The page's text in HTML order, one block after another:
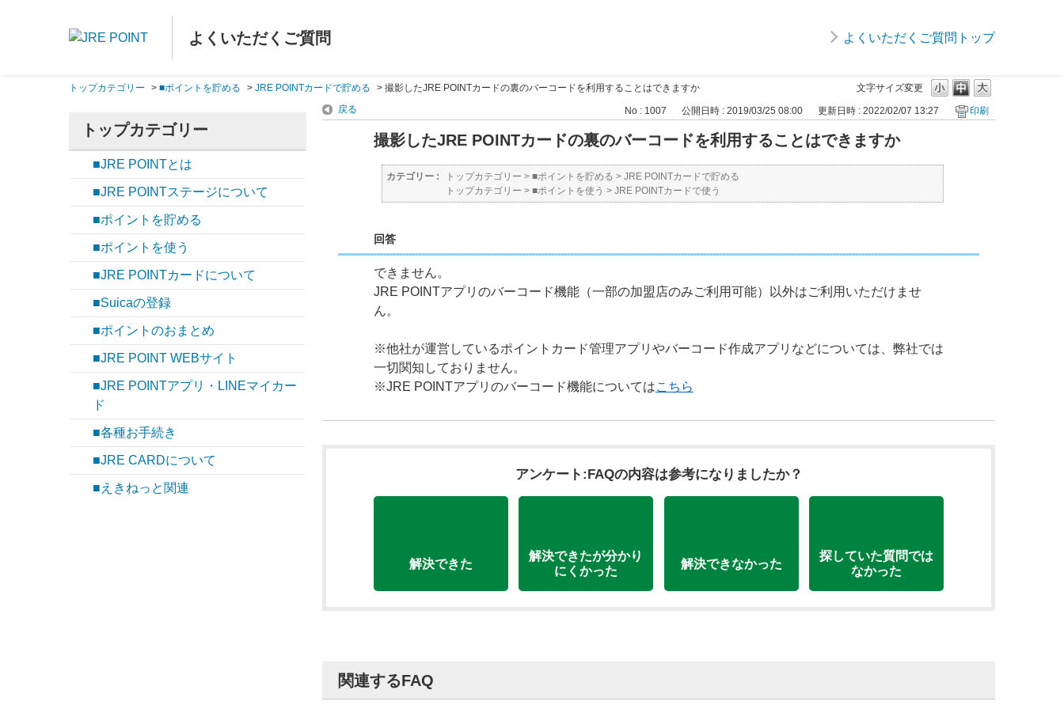
よくいただくご質問 よくいただくご質問トップ
文字サイズ変更
トップカテゴリー > ■ポイントを貯める > JRE POINTカードで貯める > 撮影したJRE POINTカードの裏のバーコードを利用することはできますか
トップカテゴリー
■JRE POINTとは
■JRE POINTステージについて
■ポイントを貯める
■ポイントを使う
■JRE POINTカードについて
■Suicaの登録
■ポイントのおまとめ
■JRE POINT WEBサイト
■JRE POINTアプリ・LINEマイカー
ド
■各種お手続き
■JRE CARDについて
■えきねっと関連
戻る No : 1007 公開日時 : 2019/03/25 08:00 更新日時 : 2022/02/07 13:27 印刷
撮影したJRE POINTカードの裏のバーコードを利用することはできますか
カテゴリー : トップカテゴリー > ■ポイントを貯める > JRE POINTカードで貯める
トップカテゴリー > ■ポイントを使う > JRE POINTカードで使う
回答
できません。
JRE POINTアプリのバーコード機能（一部の加盟店のみご利用可能）以外はご利用いただけませ
ん。
※他社が運営しているポイントカード管理アプリやバーコード作成アプリなどについては、弊社では
一切関知しておりません。
※JRE POINTアプリのバーコード機能についてはこちら
アンケート:FAQの内容は参考になりましたか？
解決できた
解決できたが分かり
にくかった
解決できなかった
探していた質問では
なかった
関連するFAQ